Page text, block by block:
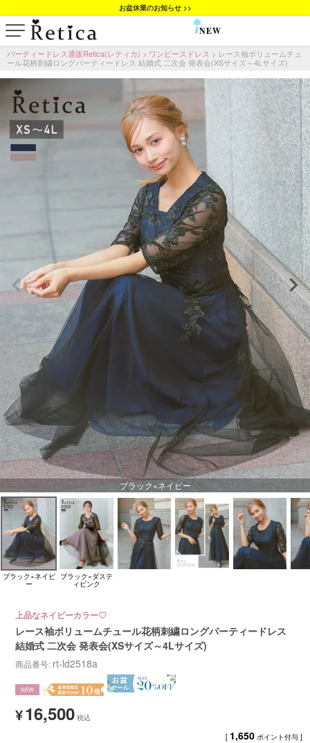
お盆休業のお知らせ >>
NEW
パーティードレス通販Retica(レティカ) ワンピースドレス
レース袖ボリュームチュ
ール花柄刺繍ロングパーティードレス 結婚式 二次会 発表会(XSサイズ～4Lサイズ)
ブラック×ネイビー
ブラック×ネイビ
ー
ブラック×ダステ
ィピンク
上品なネイビーカラー♡
レース袖ボリュームチュール花柄刺繍ロングパーティードレス
結婚式 二次会 発表会(XSサイズ～4Lサイズ)
商品番号 rt-ld2518a
NEW
¥16,500
[ 1,650 ポイント付与 ]